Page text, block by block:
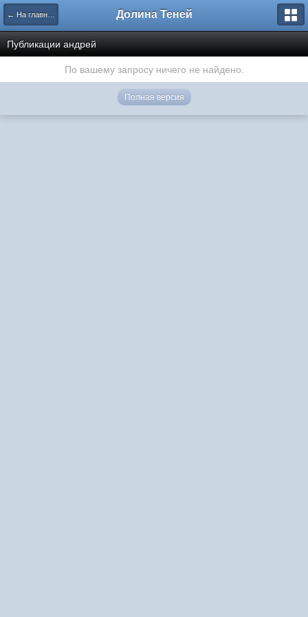
← На главную Долина Теней
Публикации андрей
По вашему запросу ничего не найдено.
Полная версия